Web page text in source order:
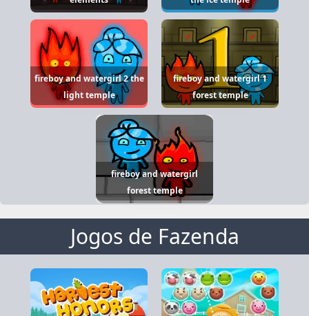
fireboy and watergirl 2 the
light temple
fireboy and watergirl 1
forest temple
fireboy and watergirl
forest temple
Jogos de Fazenda